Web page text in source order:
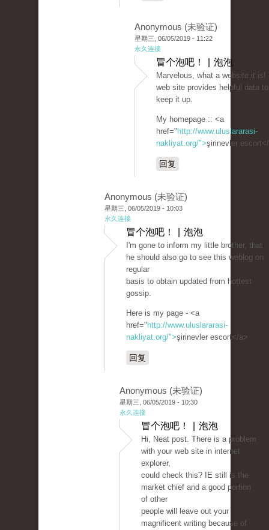
Anonymous (未验证)
星期三, 06/05/2019 - 11:22
永久连接
冒个泡吧！ | 泡泡
Marvelous, what a website it is!
web site provides helpful data
keep it up.
My homepage :: <a
href=" http://www.uluslararasi-
nakliyat.org/">şirinevler
回复
Anonymous (未验证)
星期三, 06/05/2019 - 10:03
永久连接
冒个泡吧！ | 泡泡
I'm gone to inform my little brother, that
he should also go to see this weblog on
regular
basis to obtain updated from hottest
gossip.
Here is my page - <a
href=" http://www.uluslararasi-
nakliyat.org/">şirinevler escort</a>
回复
Anonymous (未验证)
星期三, 06/05/2019 - 10:30
永久连接
冒个泡吧！ | 泡泡
Hi, Neat post. There is a problem
with your web site in internet
explorer,
could check this? IE still is the
market chief and a good portion
of other
people will leave out your
magnificent writing because of